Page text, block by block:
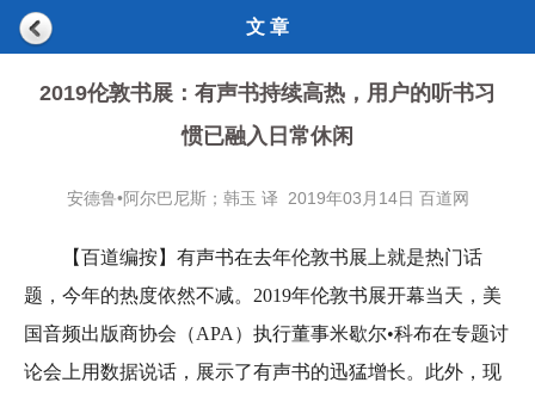
文 章
2019伦敦书展：有声书持续高热，用户的听书习
惯已融入日常休闲
安德鲁•阿尔巴尼斯；韩玉 译 2019年03月14日 百道网
【百道编按】 有声书在去年伦敦书展上就是热门话
题，今年的热度依然不减。2019年伦敦书展开幕当天，美
国音频出版商协会（APA）执行董事米歇尔•科布在专题讨
论会上用数据说话，展示了有声书的迅猛增长。此外， 现